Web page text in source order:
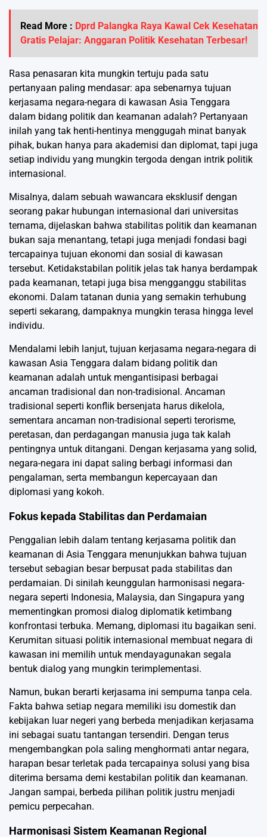
Read More : Dprd Palangka Raya Kawal Cek Kesehatan
Gratis Pelajar: Anggaran Politik Kesehatan Terbesar!
Rasa penasaran kita mungkin tertuju pada satu
pertanyaan paling mendasar: apa sebenarnya tujuan
kerjasama negara-negara di kawasan Asia Tenggara
dalam bidang politik dan keamanan adalah? Pertanyaan
inilah yang tak henti-hentinya menggugah minat banyak
pihak, bukan hanya para akademisi dan diplomat, tapi juga
setiap individu yang mungkin tergoda dengan intrik politik
internasional.
Misalnya, dalam sebuah wawancara eksklusif dengan
seorang pakar hubungan internasional dari universitas
ternama, dijelaskan bahwa stabilitas politik dan keamanan
bukan saja menantang, tetapi juga menjadi fondasi bagi
tercapainya tujuan ekonomi dan sosial di kawasan
tersebut. Ketidakstabilan politik jelas tak hanya berdampak
pada keamanan, tetapi juga bisa mengganggu stabilitas
ekonomi. Dalam tatanan dunia yang semakin terhubung
seperti sekarang, dampaknya mungkin terasa hingga level
individu.
Mendalami lebih lanjut, tujuan kerjasama negara-negara di
kawasan Asia Tenggara dalam bidang politik dan
keamanan adalah untuk mengantisipasi berbagai
ancaman tradisional dan non-tradisional. Ancaman
tradisional seperti konflik bersenjata harus dikelola,
sementara ancaman non-tradisional seperti terorisme,
peretasan, dan perdagangan manusia juga tak kalah
pentingnya untuk ditangani. Dengan kerjasama yang solid,
negara-negara ini dapat saling berbagi informasi dan
pengalaman, serta membangun kepercayaan dan
diplomasi yang kokoh.
Fokus kepada Stabilitas dan Perdamaian
Penggalian lebih dalam tentang kerjasama politik dan
keamanan di Asia Tenggara menunjukkan bahwa tujuan
tersebut sebagian besar berpusat pada stabilitas dan
perdamaian. Di sinilah keunggulan harmonisasi negara-
negara seperti Indonesia, Malaysia, dan Singapura yang
mementingkan promosi dialog diplomatik ketimbang
konfrontasi terbuka. Memang, diplomasi itu bagaikan seni.
Kerumitan situasi politik internasional membuat negara di
kawasan ini memilih untuk mendayagunakan segala
bentuk dialog yang mungkin terimplementasi.
Namun, bukan berarti kerjasama ini sempurna tanpa cela.
Fakta bahwa setiap negara memiliki isu domestik dan
kebijakan luar negeri yang berbeda menjadikan kerjasama
ini sebagai suatu tantangan tersendiri. Dengan terus
mengembangkan pola saling menghormati antar negara,
harapan besar terletak pada tercapainya solusi yang bisa
diterima bersama demi kestabilan politik dan keamanan.
Jangan sampai, berbeda pilihan politik justru menjadi
pemicu perpecahan.
Harmonisasi Sistem Keamanan Regional